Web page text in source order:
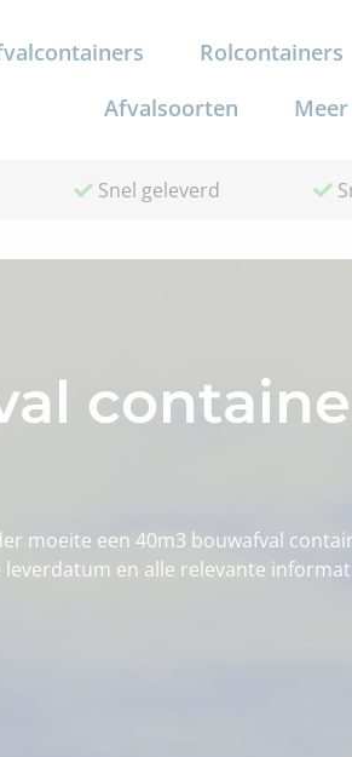
Rolcontainers
Afvalsoorten
Meer
Snel geleverd
moeite een 40m3 bouwafval
en alle relevante